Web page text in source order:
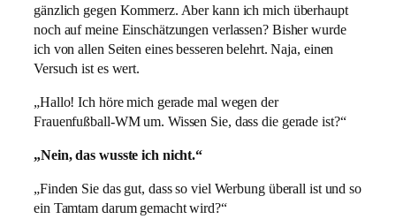
gänzlich gegen Kommerz. Aber kann ich mich überhaupt
noch auf meine Einschätzungen verlassen? Bisher wurde
ich von allen Seiten eines besseren belehrt. Naja, einen
Versuch ist es wert.
„Hallo! Ich höre mich gerade mal wegen der
Frauenfußball-WM um. Wissen Sie, dass die gerade ist?“
„Nein, das wusste ich nicht.“
„Finden Sie das gut, dass so viel Werbung überall ist und so
ein Tamtam darum gemacht wird?“